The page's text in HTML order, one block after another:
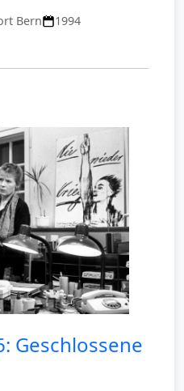
Bern 1994
Geschlossene